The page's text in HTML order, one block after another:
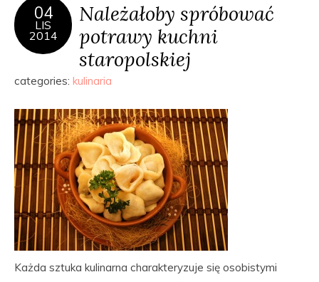
04
LIS
2014
Należałoby spróbować
potrawy kuchni
staropolskiej
categories: kulinaria
Każda sztuka kulinarna charakteryzuje się osobistymi